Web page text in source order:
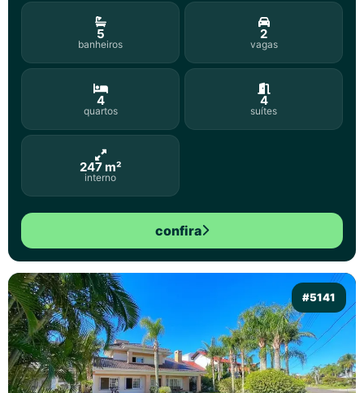
5
banheiros
2
vagas
4
quartos
4
suítes
247 m²
interno
confira
#5141